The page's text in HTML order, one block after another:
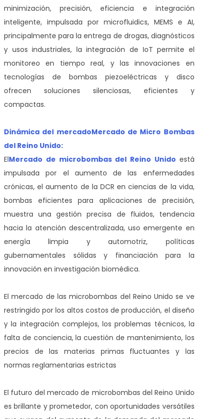
minimización, precisión, eficiencia e integración
inteligente, impulsada por microfluidics, MEMS e AI,
principalmente para la entrega de drogas, diagnósticos
y usos industriales, la integración de IoT permite el
monitoreo en tiempo real, y las innovaciones en
tecnologías de bombas piezoeléctricas y disco
ofrecen soluciones silenciosas, eficientes y
compactas.
Dinámica del mercadoMercado de Micro Bombas
del Reino Unido:
ElMercado de microbombas del Reino Unido está
impulsada por el aumento de las enfermedades
crónicas, el aumento de la DCR en ciencias de la vida,
bombas eficientes para aplicaciones de precisión,
muestra una gestión precisa de fluidos, tendencia
hacia la atención descentralizada, uso emergente en
energía limpia y automotriz, políticas
gubernamentales sólidas y financiación para la
innovación en investigación biomédica.
El mercado de las microbombas del Reino Unido se ve
restringido por los altos costos de producción, el diseño
y la integración complejos, los problemas técnicos, la
falta de conciencia, la cuestión de mantenimiento, los
precios de las materias primas fluctuantes y las
normas reglamentarias estrictas
El futuro del mercado de microbombas del Reino Unido
es brillante y prometedor, con oportunidades versátiles